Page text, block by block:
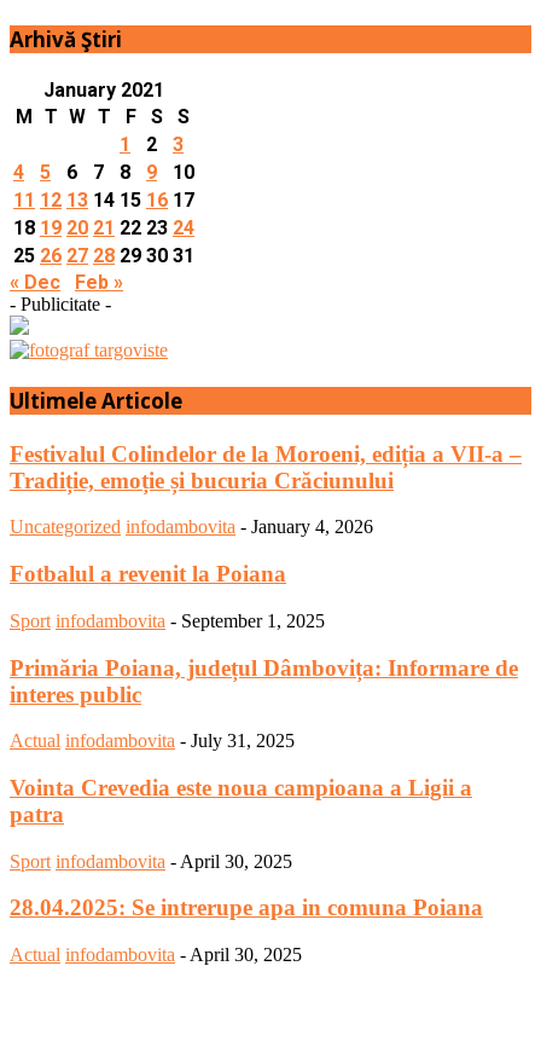
Arhivă Ştiri
January 2021
M
T W T F S
S
1
2
3
4
5 6 7 8 9
10
11 12 13 14 15 16 17
18 19 20 21 22 23 24
25 26 27 28 29 30 31
« Dec
Feb »
- Publicitate -
Ultimele Articole
Festivalul Colindelor de la Moroeni, ediția a VII-a –
Tradiție, emoție și bucuria Crăciunului
Uncategorized infodambovita - January 4, 2026
Fotbalul a revenit la Poiana
Sport infodambovita - September 1, 2025
Primăria Poiana, județul Dâmbovița: Informare de
interes public
Actual infodambovita - July 31, 2025
Vointa Crevedia este noua campioana a Ligii a
patra
Sport infodambovita - April 30, 2025
28.04.2025: Se intrerupe apa in comuna Poiana
Actual infodambovita - April 30, 2025